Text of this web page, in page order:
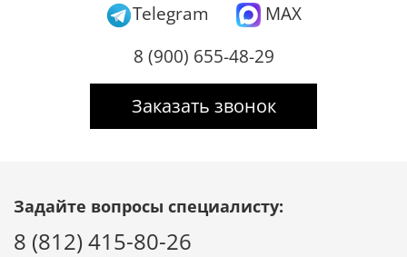
Telegram
MAX
8 (900) 655-48-29
Заказать звонок
Задайте вопросы специалисту:
8 (812) 415-80-26